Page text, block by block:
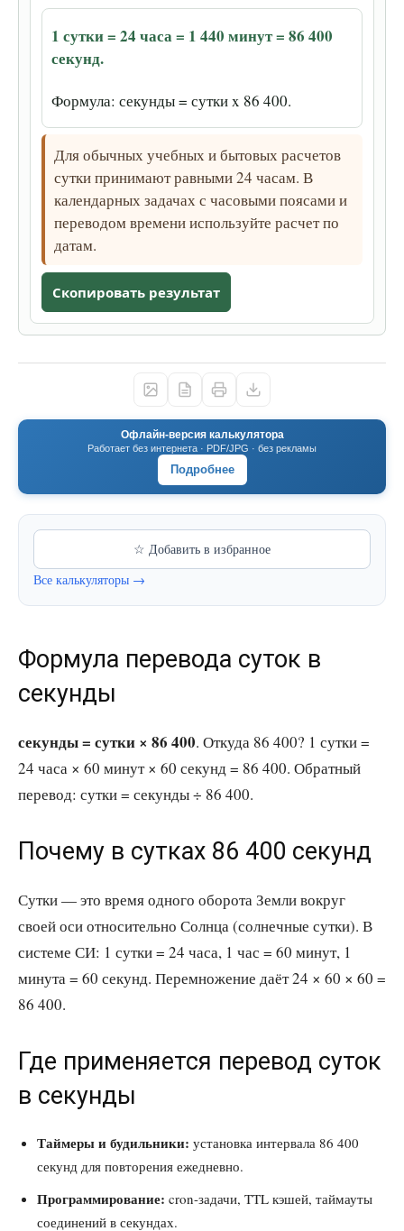
1 сутки = 24 часа = 1 440 минут = 86 400
секунд.
Формула: секунды = сутки x 86 400.
Для обычных учебных и бытовых расчетов
сутки принимают равными 24 часам. В
календарных задачах с часовыми поясами и
переводом времени используйте расчет по
датам.
Скопировать результат
Офлайн-версия калькулятора
Работает без интернета · PDF/JPG · без рекламы
Подробнее
☆ Добавить в избранное
Все калькуляторы →
Формула перевода суток в
секунды
секунды = сутки × 86 400. Откуда 86 400? 1 сутки =
24 часа × 60 минут × 60 секунд = 86 400. Обратный
перевод: сутки = секунды ÷ 86 400.
Почему в сутках 86 400 секунд
Сутки — это время одного оборота Земли вокруг
своей оси относительно Солнца (солнечные сутки). В
системе СИ: 1 сутки = 24 часа, 1 час = 60 минут, 1
минута = 60 секунд. Перемножение даёт 24 × 60 × 60 =
86 400.
Где применяется перевод суток
в секунды
Таймеры и будильники: установка интервала 86 400
секунд для повторения ежедневно.
Программирование: cron-задачи, TTL кэшей, таймауты
соединений в секундах.